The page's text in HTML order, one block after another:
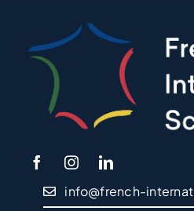
info@french-